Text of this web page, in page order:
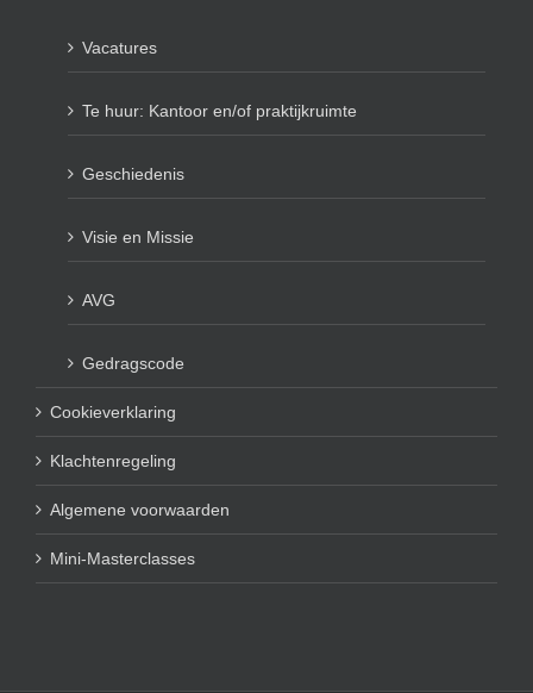
Vacatures
Te huur: Kantoor en/of praktijkruimte
Geschiedenis
Visie en Missie
AVG
Gedragscode
Cookieverklaring
Klachtenregeling
Algemene voorwaarden
Mini-Masterclasses